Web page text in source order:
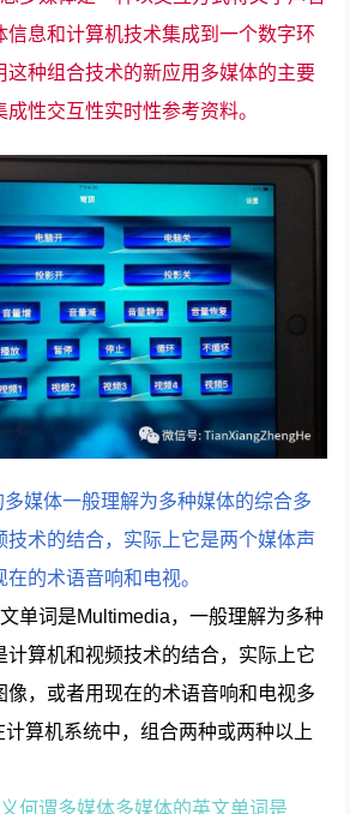
信息和计算机技术集成到一个数字环
这种组合技术的新应用多媒体的主要
性交互性实时性参考资料。
媒体一般理解为多种媒体的综合多
技术的结合，实际上它是两个媒体声
的术语音响和电视。
单词是Multimedia，一般理解为多种
计算机和视频技术的结合，实际上它
像，或者用现在的术语音响和电视多
算机系统中，组合两种或两种以上
何谓多媒体多媒体的英文单词是